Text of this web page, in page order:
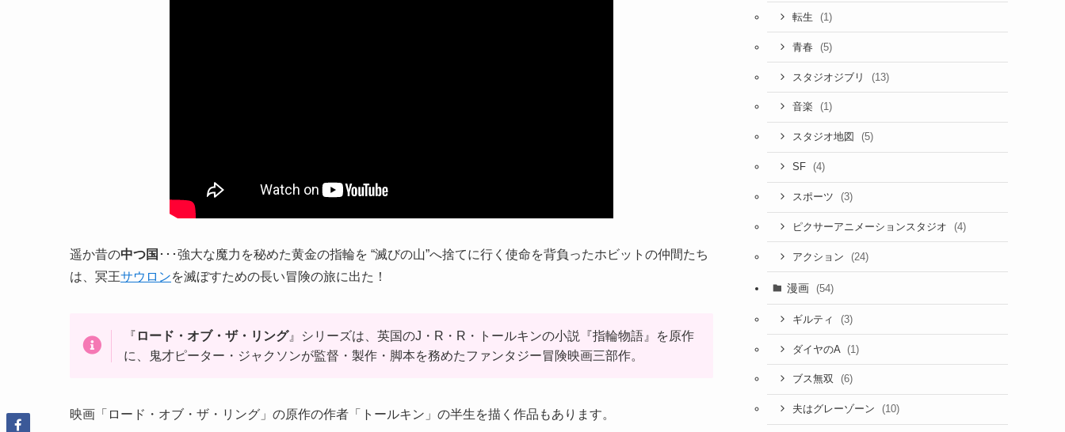
遥か昔の中つ国 ･･･強大な魔力を秘めた黄金の指輪を “滅びの山”へ捨てに行く使命を背負ったホビットの仲間たち
は、冥王サウロンを滅ぼすための長い冒険の旅に出た！
『 ロード・オブ・ザ・リング』シリーズは、英国のJ・R・R・トールキンの小説『指輪物語』を原作
に、鬼才ピーター・ジャクソンが監督・製作・脚本を務めたファンタジー冒険映画三部作。
映画「ロード・オブ・ザ・リング」の原作の作者「トールキン」の半生を描く作品もあります。
転生 (1)
青春 (5)
スタジオジブリ (13)
音楽 (1)
スタジオ地図 (5)
SF (4)
スポーツ (3)
ピクサーアニメーションスタジオ (4)
アクション (24)
漫画 (54)
ギルティ (3)
ダイヤのA (1)
ブス無双 (6)
夫はグレーゾーン (10)